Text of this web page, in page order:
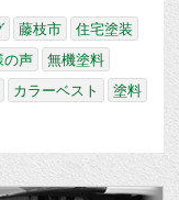
藤枝市
住宅塗装
の声
無機塗料
カラーベスト
塗料